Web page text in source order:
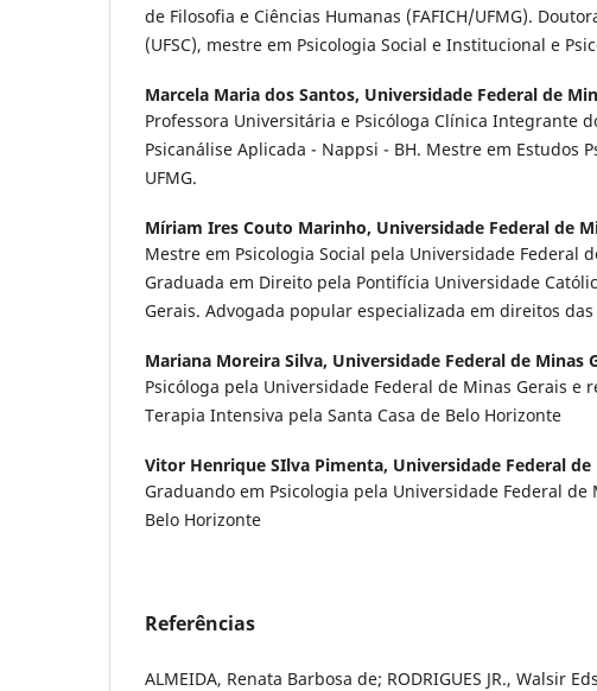
de Filosofia e Ciências Humanas (FAFICH/UFMG).
(UFSC), mestre em Psicologia Social e Institucional e
Marcela Maria dos Santos, Universidade Federal de
Professora Universitária e Psicóloga Clínica Integrante
Psicanálise Aplicada - Nappsi - BH. Mestre em Estudos
UFMG.
Míriam Ires Couto Marinho, Universidade Federal de
Mestre em Psicologia Social pela Universidade Federal
Graduada em Direito pela Pontifícia Universidade
Gerais. Advogada popular especializada em direitos
Mariana Moreira Silva, Universidade Federal de Minas
Psicóloga pela Universidade Federal de Minas Gerais e
Terapia Intensiva pela Santa Casa de Belo Horizonte
Vitor Henrique SIlva Pimenta, Universidade Federal de
Graduando em Psicologia pela Universidade Federal de
Belo Horizonte
Referências
ALMEIDA, Renata Barbosa de; RODRIGUES JR., Walsir